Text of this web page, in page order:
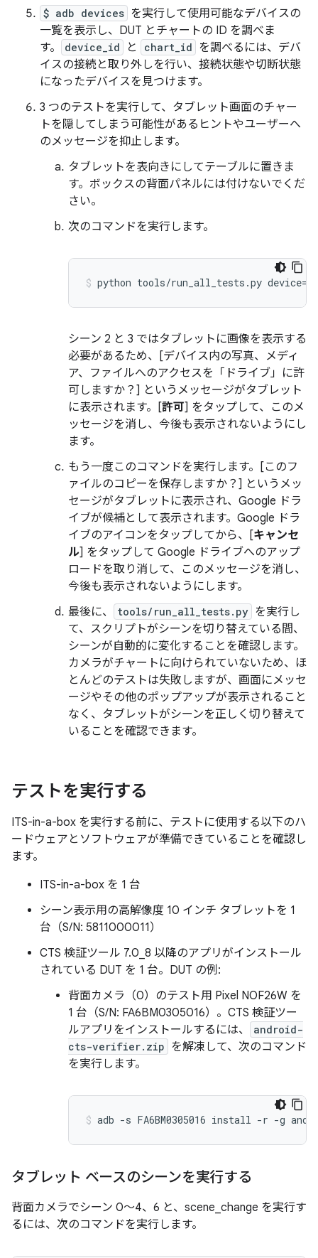
$ adb devices を実行して使用可能なデバイスの
一覧を表示し、DUT とチャートの ID を調べま
す。
device_id と chart_id を調べるには、デバ
イスの接続と取り外しを行い、接続状態や切断状態
になったデバイスを見つけます。
3 つのテストを実行して、タブレット画面のチャー
トを隠してしまう可能性があるヒントやユーザーへ
のメッセージを抑止します。
タブレットを表向きにしてテーブルに置きま
す。ボックスの背面パネルには付けないでくだ
さい。
次のコマンドを実行します。
シーン 2 と 3 ではタブレットに画像を表示する
必要があるため、[デバイス内の写真、メディ
ア、ファイルへのアクセスを「ドライブ」に許
可しますか？ ] というメッセージがタブレット
に表示されます。[許可] をタップして、このメ
ッセージを消し、今後も表示されないようにし
ます。
もう一度このコマンドを実行します。[このフ
ァイルのコピーを保存しますか？ ] というメッ
セージがタブレットに表示され、Google ドラ
イブが候補として表示されます。Google ドラ
イブのアイコンをタップしてから、[キャンセ
ル] をタップして Google ドライブへのアップ
ロードを取り消して、このメッセージを消し、
今後も表示されないようにします。
最後に、
tools/run_all_tests.py を実行し
て、スクリプトがシーンを切り替えている間、
シーンが自動的に変化することを確認します。
カメラがチャートに向けられていないため、ほ
とんどのテストは失敗しますが、画面にメッセ
ージやその他のポップアップが表示されること
なく、タブレットがシーンを正しく切り替えて
いることを確認できます。
テストを実行する
ITS-in-a-box を実行する前に、テストに使用する以下のハ
ードウェアとソフトウェアが準備できていることを確認し
ます。
ITS-in-a-box を 1 台
シーン表示用の高解像度 10 インチ タブレットを 1
台（S/N: 5811000011）
CTS 検証ツール 7.0_8 以降のアプリがインストール
されている DUT を 1 台。DUT の例:
背面カメラ（0）のテスト用 Pixel NOF26W を
1 台（S/N: FA6BM0305016）。CTS 検証ツー
ルアプリをインストールするには、
android-
cts-verifier.zip を解凍して、次のコマンド
を実行します。
タブレット ベースのシーンを実行する
背面カメラでシーン 0～4、6 と、scene_change を実行す
るには、次のコマンドを実行します。